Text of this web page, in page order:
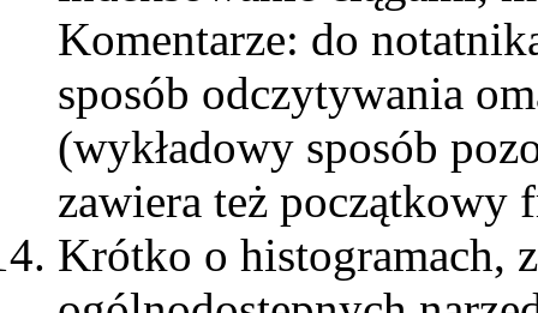
Komentarze: do
sposób odczytywania
(wykładowy sposób
zawiera też początkowy
Krótko o histogramach,